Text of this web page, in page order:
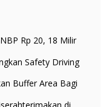
Rp 20, 18 Milir
Safety Driving
Buffer Area Bagi